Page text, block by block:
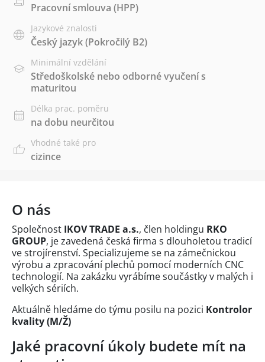
Pracovní smlouva (HPP)
Jazykové znalosti
Český jazyk(Pokročilý B2)
Minimální vzdělání
Středoškolské nebo odborné vyučení s
maturitou
Délka prac. poměru
na dobu neurčitou
Vhodné také pro
cizince
O nás
Společnost IKOV TRADE a.s., člen holdingu RKO
GROUP, je zavedená česká firma s dlouholetou tradicí
ve strojírenství. Specializujeme se na zámečnickou
výrobu a zpracování plechů pomocí moderních CNC
technologií. Na zakázku vyrábíme součástky v malých i
velkých sériích.
Aktuálně hledáme do týmu posilu na pozici Kontrolor
kvality (M/Ž)
Jaké pracovní úkoly budete mít na